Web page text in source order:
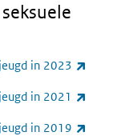
in 2023
in 2021
in 2019